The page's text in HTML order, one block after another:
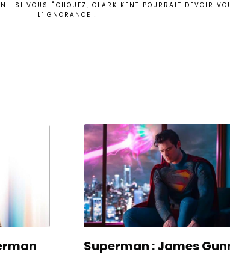
: SI VOUS ÉCHOUEZ, CLARK KENT POURRAIT DEVOIR
L’IGNORANCE !
Superman : James